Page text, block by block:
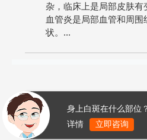
杂，临床上是局部皮肤有
血管炎是局部血管和周
状。...
身上白斑在什么部位
详情
立即咨询